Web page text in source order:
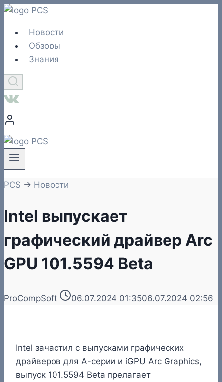
Перейти
содержимому
Новости
Обзоры
Знания
PCS → Новости
Intel выпускает
графический драйвер Arc
GPU 101.5594 Beta
ProCompSoft 06.07.2024 01:3506.07.2024 02:56
Intel зачастил с выпусками графических
драйверов для A-серии и iGPU Arc Graphics,
выпуск 101.5594 Beta прелагает